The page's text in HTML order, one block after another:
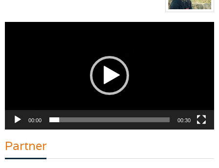
00:00 00:30
Partner